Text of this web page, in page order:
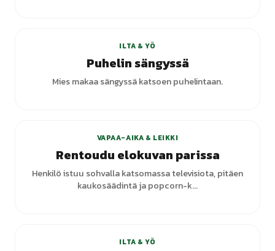
ILTA & YÖ
Puhelin sängyssä
Mies makaa sängyssä katsoen puhelintaan.
VAPAA-AIKA & LEIKKI
Rentoudu elokuvan parissa
Henkilö istuu sohvalla katsomassa televisiota, pitäen
kaukosäädintä ja popcorn-k...
ILTA & YÖ